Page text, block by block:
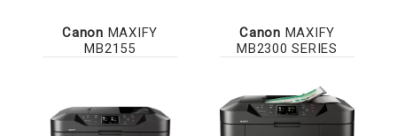
Canon MAXIFY
MB2155
Canon MAXIFY
MB2300 SERIES